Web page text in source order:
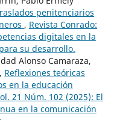
penitenciarios
, Revista Conrado:
digitales en la
su desarrollo.
Alonso Camaraza,
Reflexiones teóricas
en la educación
21 Núm. 102 (2025): El
en la comunicación